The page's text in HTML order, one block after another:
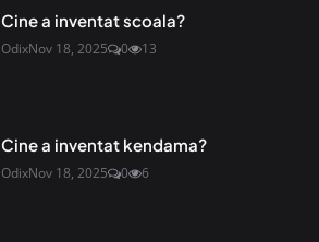
Cine a inventat scoala?
OdixNov 18, 2025 0 13
Cine a inventat kendama?
OdixNov 18, 2025 0 6